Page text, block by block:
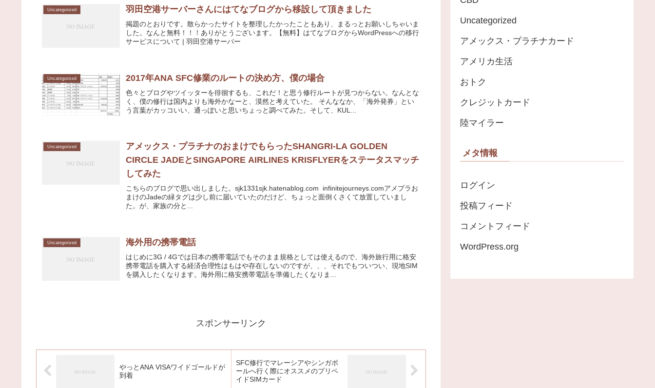
Uncategorized 羽田空港サーバーさんにはてなブログから移設して頂きました
掲題のとおりです。散らかったサイトを整理したかったこともあり、まるっとお願いしちゃいま
した。なんと無料！！！ありがとうございます。【無料】はてなブログからWordPressへの移行
サービスについて | 羽田空港サーバー
Uncategorized 2017年ANA SFC修業のルートの決め方、僕の場合
色々とブログやツイッターを徘徊するも、これだ！と思う修行ルートが見つからない。なんとな
く、僕の修行は国内よりも海外かなーと、漠然と考えていた。 そんななか、「海外発券」とい
う言葉がカッコいい、通っぽいと思いちょっと調べてみた。そして、KUL...
Uncategorized
アメックス・プラチナのおまけでもらったSHANGRI-LA GOLDEN
CIRCLE JADEとSINGAPORE AIRLINES KRISFLYERをステータスマッチ
してみた
こちらのブログで思い出しました。sjk1331sjk.hatenablog.com infinitejourneys.comアメプラお
まけのJadeの緑タグは少し前に届いていたのだけど、ちょっと面倒くさくて放置していまし
た。が、家族の分と...
Uncategorized 海外用の携帯電話
はじめに3G / 4Gでは日本の携帯電話でもそのまま規格としては使えるので、海外旅行用に格安
携帯電話を購入する経済合理性はもはや存在しないのですが、、、それでもついつい、現地SIM
を購入したくなります。海外用に格安携帯電話を準備したくなりま...
スポンサーリンク
やっとANA VISAワイドゴールドが
到着
SFC修行でマレーシアやシンガポ
ールへ行く際にオススメのプリペ
イドSIMカード
Uncategorized
アメックス・プラチナカード
アメリカ生活
おトク
クレジットカード
陸マイラー
メタ情報
ログイン
投稿フィード
コメントフィード
WordPress.org